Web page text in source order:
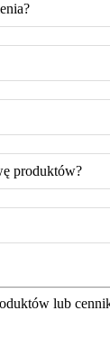
produktów?
lub